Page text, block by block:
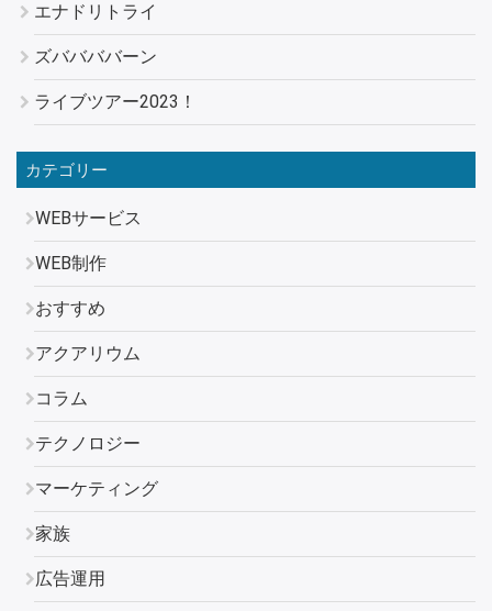
エナドリトライ
ズババババーン
ライブツアー2023！
カテゴリー
WEBサービス
WEB制作
おすすめ
アクアリウム
コラム
テクノロジー
マーケティング
家族
広告運用